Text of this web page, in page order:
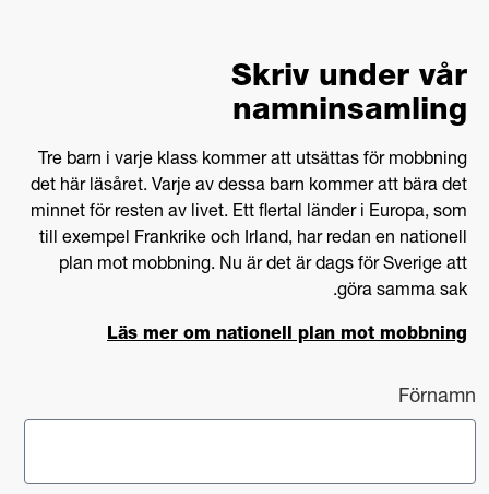
Skriv under vår
namninsamling
Tre barn i varje klass kommer att utsättas för mobbning
det här läsåret. Varje av dessa barn kommer att bära det
minnet för resten av livet. Ett flertal länder i Europa, som
till exempel Frankrike och Irland, har redan en nationell
plan mot mobbning. Nu är det är dags för Sverige att
göra samma sak.
Läs mer om nationell plan mot mobbning
Förnamn